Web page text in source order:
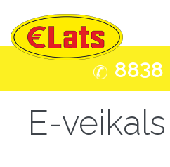
8838
E-veikals